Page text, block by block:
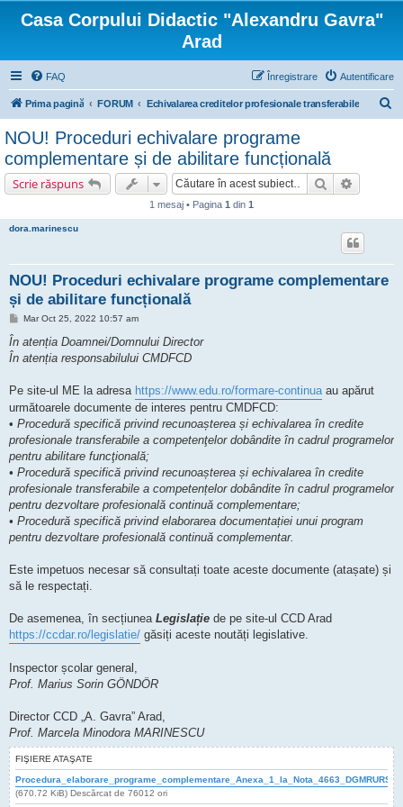
Casa Corpului Didactic "Alexandru Gavra"
Arad
FAQ Autentificare
Înregistrare
Prima pagină FORUM Echivalarea creditelor profesionale transferabile
NOU! Proceduri echivalare programe
complementare și de abilitare funcțională
Scrie răspuns Căutare
1 mesaj • Pagina 1 din 1
dora.marinescu
NOU! Proceduri echivalare programe complementare
și de abilitare funcțională
M
s
Mar Oct 25, 2022 10:57 am
În atenția Doamnei/Domnului Director
În atenția responsabilului CMDFCD
Pe site-ul ME la adresa https://www.edu.ro/formare-continuaau apărut
următoarele documente de interes pentru CMDFCD:
• Procedură specifică privind recunoașterea și echivalarea în credite
profesionale transferabile a competenţelor dobândite în cadrul programelor
pentru abilitare funcţională;
• Procedură specifică privind recunoașterea și echivalarea în credite
profesionale transferabile a competențelor dobândite în cadrul programelor
pentru dezvoltare profesională continuă complementare;
• Procedură specifică privind elaborarea documentației unui program
pentru dezvoltare profesională continuă complementar.
Este impetuos necesar să consultați toate aceste documente (atașate) și
să le respectați.
De asemenea, în secțiunea Legislație de pe site-ul CCD Arad
https://ccdar.ro/legislatie/ găsiți aceste noutăți legislative.
Inspector școlar general,
Prof. Marius Sorin GÖNDÖR
Director CCD „A. Gavra” Arad,
Prof. Marcela Minodora MARINESCU
FIŞIERE ATAŞATE
(670.72 KiB) Descărcat de 76012 ori